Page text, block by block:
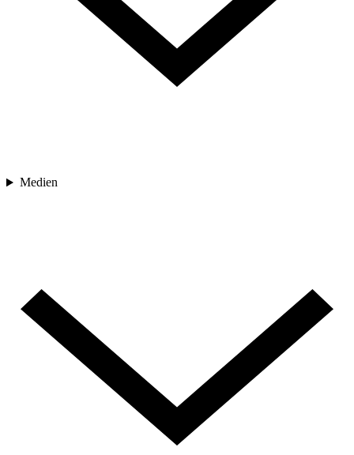
Medien